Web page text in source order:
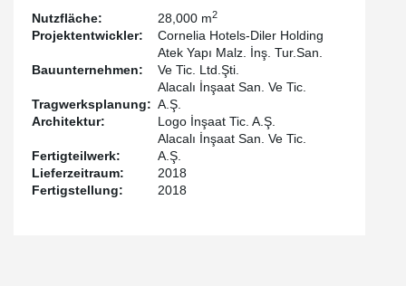
Nutzfläche: 28,000 m2
Projektentwickler: Cornelia Hotels-Diler Holding
Bauunternehmen:
Atek Yapı Malz. İnş. Tur.San.
Ve Tic. Ltd.Şti.
Tragwerksplanung:
Alacalı İnşaat San. Ve Tic.
A.Ş.
Architektur:
Logo İnşaat Tic. A.Ş.
Fertigteilwerk:
Alacalı İnşaat San. Ve Tic.
A.Ş.
Lieferzeitraum:
2018
Fertigstellung:
2018